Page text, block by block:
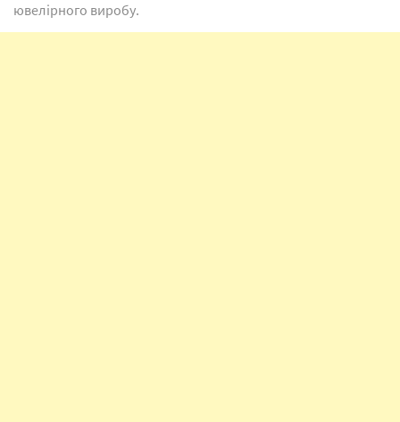
ювелірного виробу.